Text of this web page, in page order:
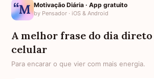
Motivação Diária · App gratuito
by Pensador · iOS & Android
A melhor frase do dia direto
celular
Para encarar o que vier com mais energia.